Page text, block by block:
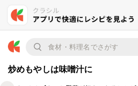
炒めもやしは味噌汁に